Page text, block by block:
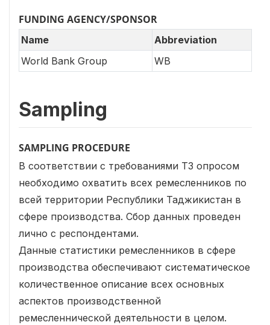
FUNDING AGENCY/SPONSOR
Name
Abbreviation
World Bank Group
WB
Sampling
SAMPLING PROCEDURE
В соответствии с требованиями ТЗ опросом
необходимо охватить всех ремесленников по
всей территории Республики Таджикистан в
сфере производства. Сбор данных проведен
лично с респондентами.
Данные статистики ремесленников в сфере
производства обеспечивают систематическое
количественное описание всех основных
аспектов производственной
ремесленнической деятельности в целом.